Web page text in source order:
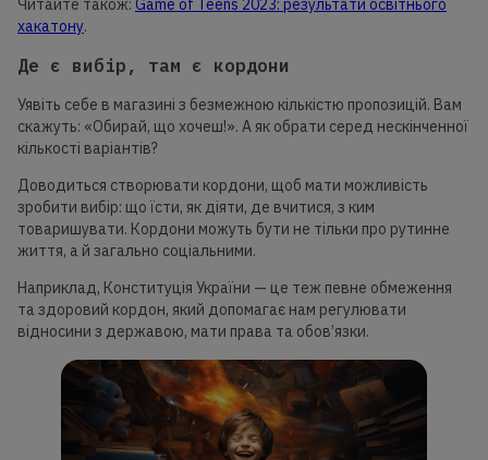
Читайте також: Game of Teens 2023: результати освітнього
хакатону.
Де є вибір, там є кордони
Уявіть себе в магазині з безмежною кількістю пропозицій. Вам
скажуть: «Обирай, що хочеш!». А як обрати серед нескінченної
кількості варіантів?
Доводиться створювати кордони, щоб мати можливість
зробити вибір: що їсти, як діяти, де вчитися, з ким
товаришувати. Кордони можуть бути не тільки про рутинне
життя, а й загально соціальними.
Наприклад, Конституція України — це теж певне обмеження
та здоровий кордон, який допомагає нам регулювати
відносини з державою, мати права та обов’язки.